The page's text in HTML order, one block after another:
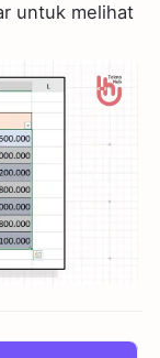
untuk melihat